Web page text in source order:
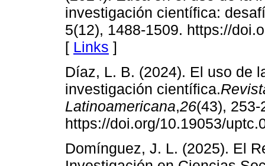
investigación científica:
5(12), 1488-1509. https://
[ Links ]
Díaz, L. B. (2024). El uso de
investigación científica.
Latinoamericana,26(43), 253-
https://doi.org/10.19053/
Domínguez, J. L. (2025). El